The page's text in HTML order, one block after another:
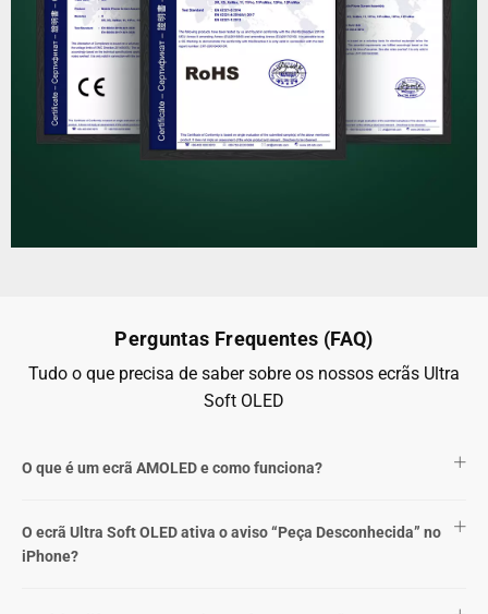
Perguntas Frequentes (FAQ)
Tudo o que precisa de saber sobre os nossos ecrãs Ultra
Soft OLED
O que é um ecrã AMOLED e como funciona?
O ecrã Ultra Soft OLED ativa o aviso “Peça Desconhecida” no
iPhone?